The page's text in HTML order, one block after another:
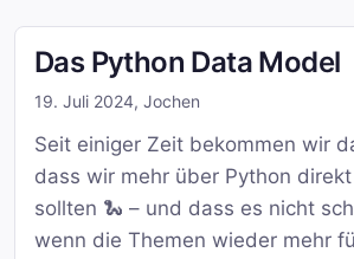
Das Python Data Model
19. Juli 2024, Jochen
Seit einiger Zeit bekommen wir
dass wir mehr über Python
sollten 🐍 – und dass es nicht
wenn die Themen wieder mehr